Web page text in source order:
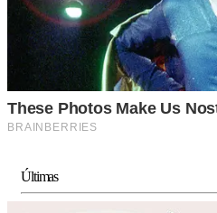
Últimas